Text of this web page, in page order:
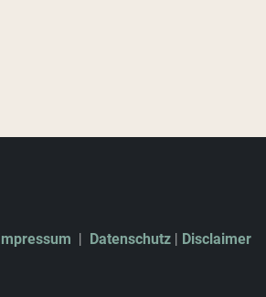
| Datenschutz | Disclaimer